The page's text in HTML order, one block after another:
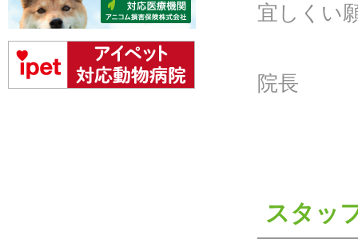
宜しくい
院長
スタッ